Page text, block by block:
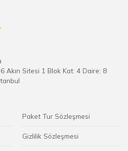
Akın Sitesi 1 Blok Kat: 4 Daire: 8
Paket Tur Sözleşmesi
Gizlilik Sözleşmesi